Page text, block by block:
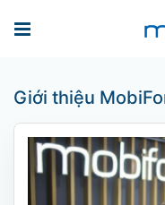
Giới thiệu